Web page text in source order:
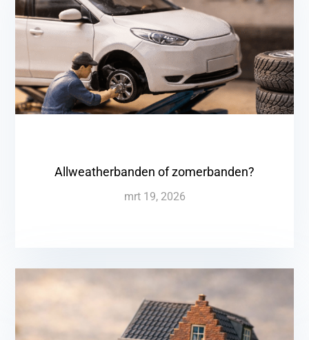
Allweatherbanden of zomerbanden?
mrt 19, 2026